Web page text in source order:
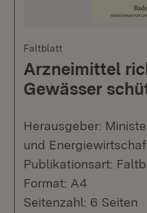
Faltblatt
Arzneimittel
Gewässer
Herausgeber:
und
Publikationsart:
Format: A4
Seitenzahl: 6 Seiten